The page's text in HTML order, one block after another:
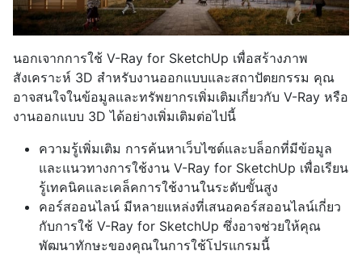
นอกเจากการใช้ V-Ray for SketchUp เพื่อสร้างภาพ
สังเคราะห์ 3D สำหรับงานออกแบบและสถาปัตยกรรม คุณ
อาจสนใจในข้อมูลและทรัพยากรเพิ่มเติมเกี่ยวกับ V-Ray หรือ
งานออกแบบ 3D ได้อย่างเพิ่มเติมต่อไปนี้
ความรู้เพิ่มเติม การค้นหาเว็บไซต์และบล็อกที่มีข้อมูล
และแนวทางการใช้งาน V-Ray for SketchUp เพื่อเรียน
รู้เทคนิคและเคล็คการใช้งานในระดับขั้นสูง
คอร์สออนไลน์ มีหลายแหล่งที่เสนอคอร์สออนไลน์เกี่ยว
กับการใช้ V-Ray for SketchUp ซึ่งอาจช่วยให้คุณ
พัฒนาทักษะของคุณในการใช้โปรแกรมนี้